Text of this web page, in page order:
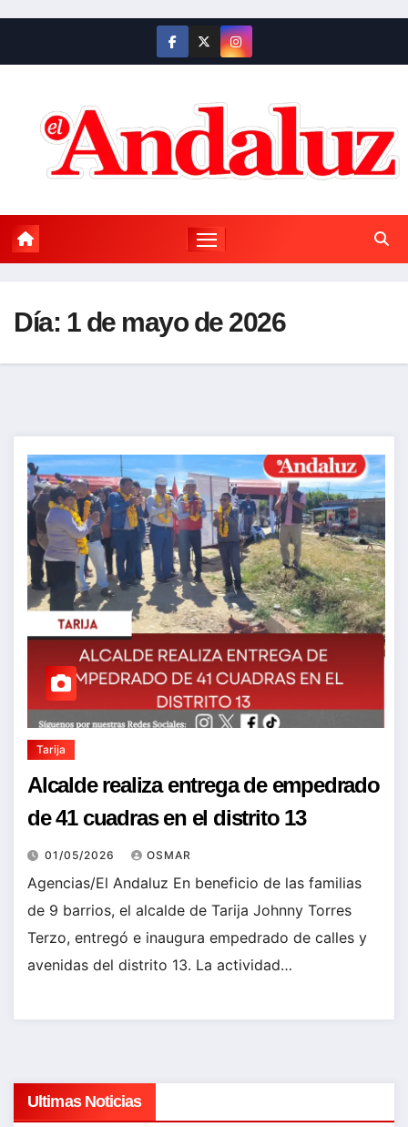
contenido
Día: 1 de mayo de 2026
Tarija
Alcalde realiza entrega de empedrado
de 41 cuadras en el distrito 13
01/05/2026 OSMAR
Agencias/El Andaluz En beneficio de las familias
de 9 barrios, el alcalde de Tarija Johnny Torres
Terzo, entregó e inaugura empedrado de calles y
avenidas del distrito 13. La actividad…
Ultimas Noticias